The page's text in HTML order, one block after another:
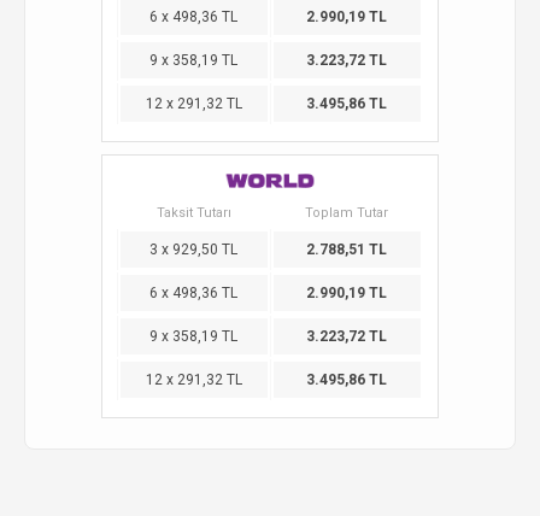
6 x 498,36 TL 2.990,19 TL
9 x 358,19 TL 3.223,72 TL
12 x 291,32 TL 3.495,86 TL
Taksit Tutarı Toplam Tutar
3 x 929,50 TL 2.788,51 TL
6 x 498,36 TL 2.990,19 TL
9 x 358,19 TL 3.223,72 TL
12 x 291,32 TL 3.495,86 TL